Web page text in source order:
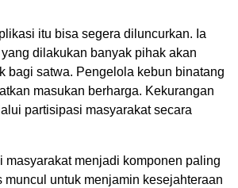
itu bisa segera diluncurkan. Ia
dilakukan banyak pihak akan
bagi satwa. Pengelola kebun binatang
masukan berharga. Kekurangan
partisipasi masyarakat secara
masyarakat menjadi komponen paling
muncul untuk menjamin kesejahteraan